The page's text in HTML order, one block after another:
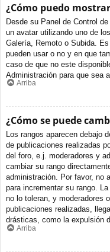
¿Cómo puedo
Desde su Panel de Control
un avatar utilizando uno de
Galería, Remoto o Subida.
pueden usar o no y en que
caso de que no este
Administración para que sea
Arriba
¿Cómo se puede
Los rangos aparecen debajo
de publicaciones realizadas
del foro, e.j. moderadores y
cambiar su rango
administración. Por favor, no
para incrementar su rango.
no lo toleran, y moderadores
publicaciones realizadas,
drásticas, como la expulsión
Arriba